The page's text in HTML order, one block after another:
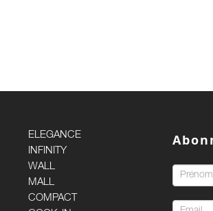
ELEGANCE
INFINITY
WALL
MALL
COMPACT